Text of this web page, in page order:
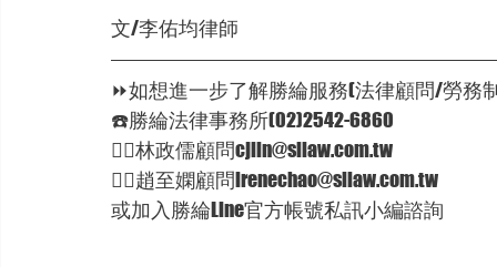
文/李佑均律師
⏩如想進一步了解勝綸服務(法律顧問/勞
☎️勝綸法律事務所(02)2542-6860
🦸‍♂林政儒顧問cjlin@sllaw.com.tw
🦸‍♀趙至嫻顧問irenechao@sllaw.com.tw
或加入勝綸Line官方帳號私訊小編諮詢